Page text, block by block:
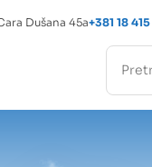
Dušana 45a+381 18